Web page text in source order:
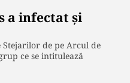
a infectat și
Stejarilor de pe Arcul de
ce se intitulează